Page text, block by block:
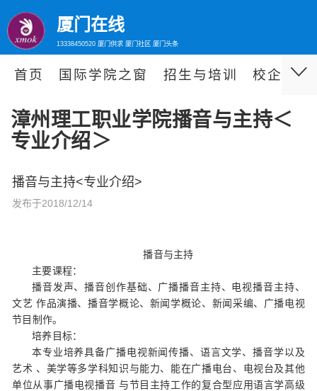
厦门在线
13338450520 厦门供求 厦门社区 厦门头条
首页 国际学院之窗 招生与培训 校企合作
漳州理工职业学院播音与主持＜
专业介绍＞
播音与主持<专业介绍>
发布于2018/12/14
播音与主持
主要课程：
播音发声、播音创作基础、广播播音主持、电视播音主持、
文艺 作品演播、播音学概论、新闻学概论、新闻采编、广播电视
节目制作。
培养目标：
本专业培养具备广播电视新闻传播、语言文学、播音学以及
艺术 、美学等多学科知识与能力、能在广播电台、电视台及其他
单位从事广播电视播音 与节目主持工作的复合型应用语言学高级